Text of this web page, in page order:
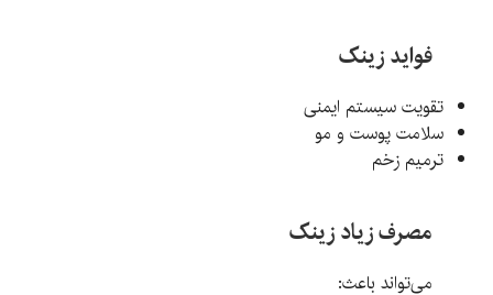
فواید زینک
تقویت سیستم ایمنی
سلامت پوست و مو
ترمیم زخم
مصرف زیاد زینک
می‌تواند باعث: